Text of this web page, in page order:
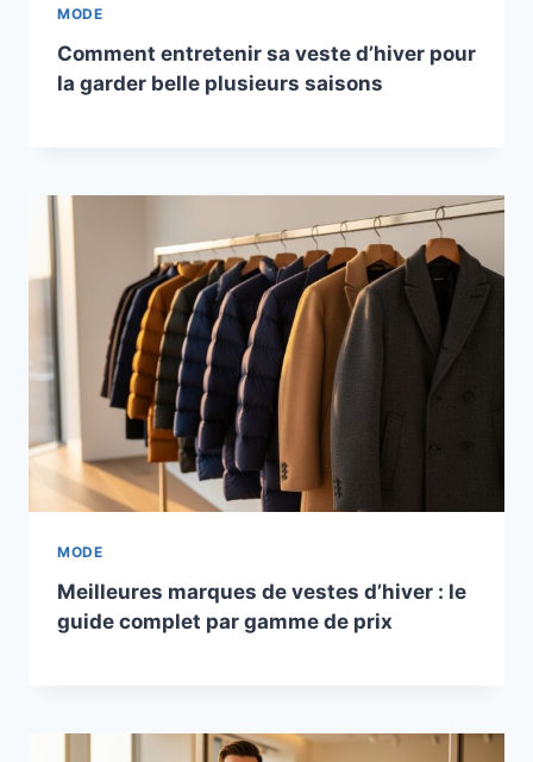
MODE
Comment entretenir sa veste d’hiver pour
la garder belle plusieurs saisons
MODE
Meilleures marques de vestes d’hiver : le
guide complet par gamme de prix